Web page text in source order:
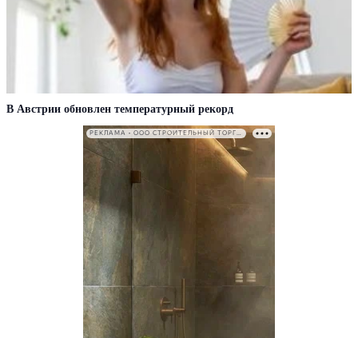
В Австрии обновлен температурный рекорд
РЕКЛАМА • ООО СТРОИТЕЛЬНЫЙ ТОРГОВЫЙ ДОМ «ПЕТРОВИЧ». ИНН: 7802348846